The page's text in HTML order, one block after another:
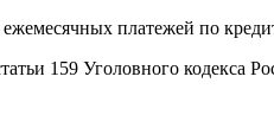
платежей по
159 Уголовного кодекса